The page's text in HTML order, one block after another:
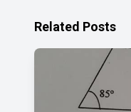
Related Posts